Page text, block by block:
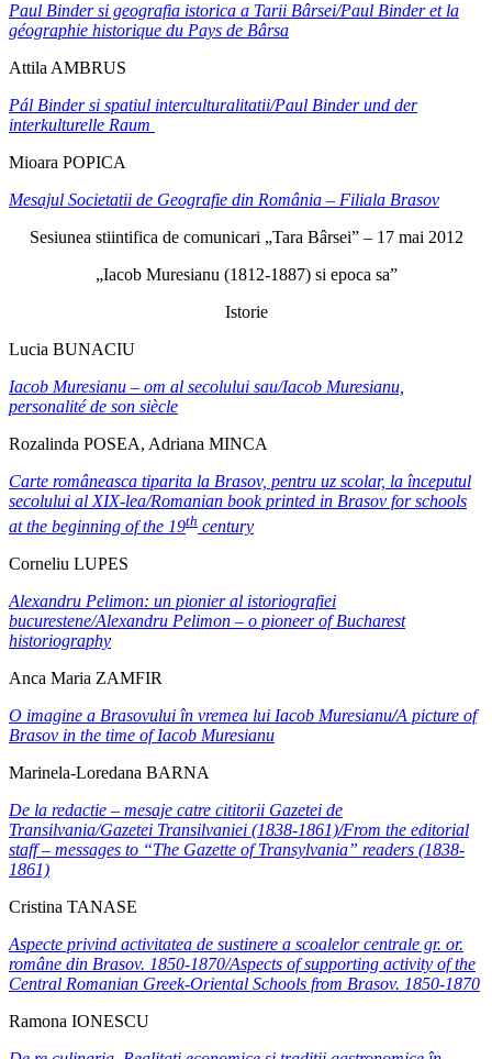
Paul Binder si geografia istorica a Tarii Bârsei/Paul Binder et la
géographie historique du Pays de Bârsa
Attila AMBRUS
Pál Binder si spatiul interculturalitatii/Paul Binder und der
interkulturelle Raum
Mioara POPICA
Mesajul Societatii de Geografie din România – Filiala Brasov
Sesiunea stiintifica de comunicari „Tara Bârsei” – 17 mai 2012
„Iacob Muresianu (1812-1887) si epoca sa”
Istorie
Lucia BUNACIU
Iacob Muresianu – om al secolului sau/Iacob Muresianu,
personalité de son siècle
Rozalinda POSEA, Adriana MINCA
Carte româneasca tiparita la Brasov, pentru uz scolar, la începutul
secolului al XIX-lea/Romanian book printed in Brasov for schools
at the beginning of the 19th century
Corneliu LUPES
Alexandru Pelimon: un pionier al istoriografiei
bucurestene/Alexandru Pelimon – o pioneer of Bucharest
historiography
Anca Maria ZAMFIR
O imagine a Brasovului în vremea lui Iacob Muresianu/A picture of
Brasov in the time of Iacob Muresianu
Marinela-Loredana BARNA
De la redactie – mesaje catre cititorii Gazetei de
Transilvania/Gazetei Transilvaniei (1838-1861)/From the editorial
staff – messages to “The Gazette of Transylvania” readers (1838-
1861)
Cristina TANASE
Aspecte privind activitatea de sustinere a scoalelor centrale gr. or.
române din Brasov. 1850-1870/Aspects of supporting activity of the
Central Romanian Greek-Oriental Schools from Brasov. 1850-1870
Ramona IONESCU